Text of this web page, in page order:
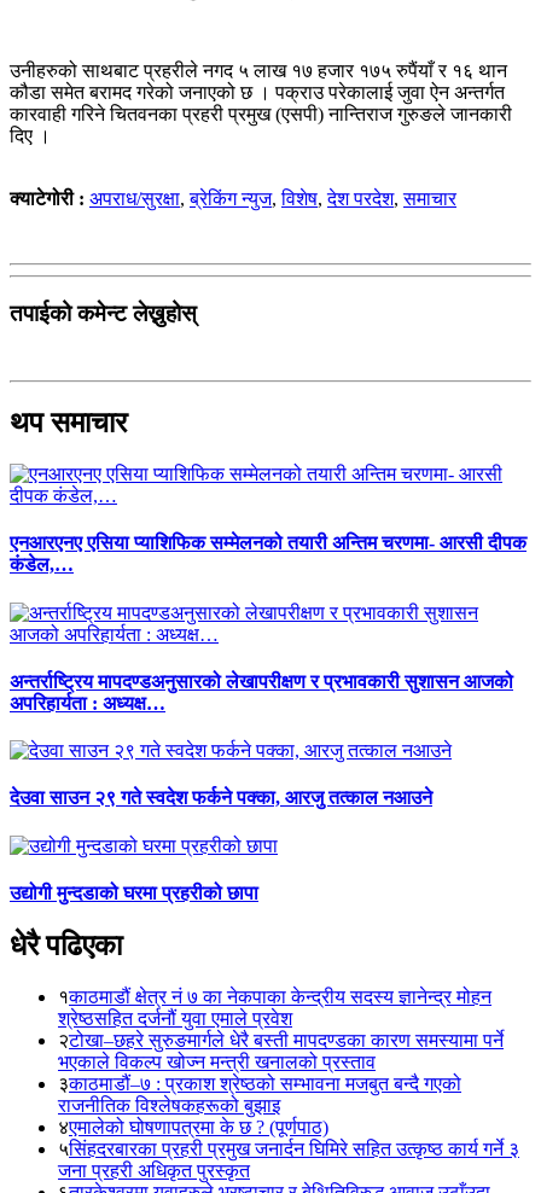
उनीहरुको साथबाट प्रहरीले नगद ५ लाख १७ हजार १७५ रुपैंयाँ र १६ थान
कौडा समेत बरामद गरेको जनाएको छ । पक्राउ परेकालाई जुवा ऐन अन्तर्गत
कारवाही गरिने चितवनका प्रहरी प्रमुख (एसपी) नान्तिराज गुरुङले जानकारी
दिए ।
क्याटेगोरी : अपराध/सुरक्षा,ब्रेकिंग न्युज,विशेष,देश परदेश,समाचार
तपाईको कमेन्ट लेख्नुहोस्
थप समाचार
एनआरएनए एसिया प्याशिफिक सम्मेलनको तयारी अन्तिम चरणमा- आरसी दीपक
कंडेल,…
अन्तर्राष्ट्रिय मापदण्डअनुसारको लेखापरीक्षण र प्रभावकारी सुशासन आजको
अपरिहार्यता : अध्यक्ष…
देउवा साउन २९ गते स्वदेश फर्कने पक्का, आरजु तत्काल नआउने
उद्योगी मुन्दडाको घरमा प्रहरीको छापा
धेरै पढिएका
१काठमाडौं क्षेत्र नं ७ का नेकपाका केन्द्रीय सदस्य ज्ञानेन्द्र मोहन
श्रेष्ठसहित दर्जनौं युवा एमाले प्रवेश
२टोखा–छहरे सुरुङमार्गले धेरै बस्ती मापदण्डका कारण समस्यामा पर्ने
भएकाले विकल्प खोज्न मन्त्री खनालको प्रस्ताव
३काठमाडौं–७ : प्रकाश श्रेष्ठको सम्भावना मजबुत बन्दै गएको
राजनीतिक विश्लेषकहरूको बुझाइ
४एमालेको घोषणापत्रमा के छ ? (पूर्णपाठ)
५सिंहदरबारका प्रहरी प्रमुख जनार्दन घिमिरे सहित उत्कृष्ठ कार्य गर्ने ३
जना प्रहरी अधिकृत पुरस्कृत